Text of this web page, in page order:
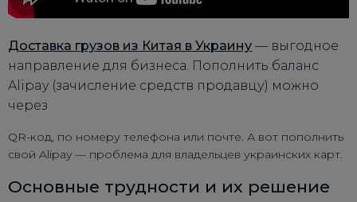
Доставка грузов из Китая в Украину — выгодное
направление для бизнеса. Пополнить баланс
Alipay (зачисление средств продавцу) можно
через
QR-код, по номеру телефона или почте. А вот пополнить
свой Alipay — проблема для владельцев украинских карт.
Основные трудности и их решение